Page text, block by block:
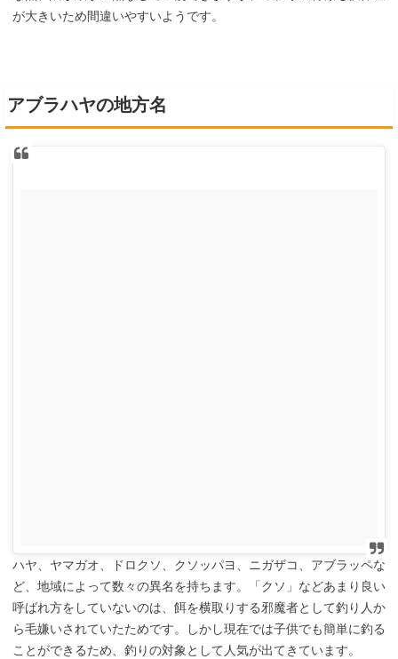
が大きいため間違いやすいようです。
アブラハヤの地方名
ハヤ、ヤマガオ、ドロクソ、クソッパヨ、ニガザコ、アブラッペな
ど、地域によって数々の異名を持ちます。「クソ」などあまり良い
呼ばれ方をしていないのは、餌を横取りする邪魔者として釣り人か
ら毛嫌いされていたためです。しかし現在では子供でも簡単に釣る
ことができるため、釣りの対象として人気が出てきています。